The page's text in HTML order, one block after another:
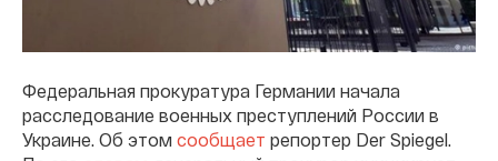
Федеральная прокуратура Германии начала
расследование военных преступлений России в
Украине. Об этом сообщает репортер Der Spiegel.